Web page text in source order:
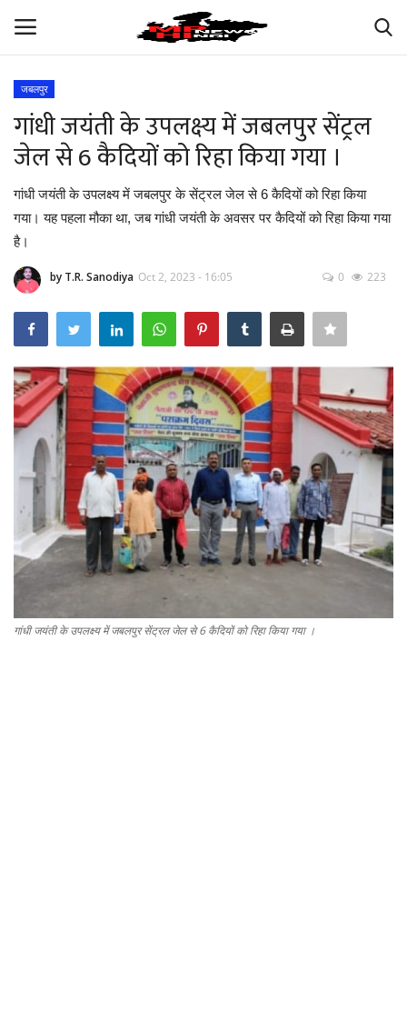
अपना मध्य प्रदेश
मनोरंजन
खेल
Gallery
धर्म/ज्योतिष
वीडियो
कैरियर
सेहत
जबलपुर
गांधी जयंती के उपलक्ष्य में जबलपुर सेंट्रल
जेल से 6 कैदियों को रिहा किया गया ।
गांधी जयंती के उपलक्ष्य में जबलपुर के सेंट्रल जेल से 6 कैदियों को रिहा किया
गया। यह पहला मौका था, जब गांधी जयंती के अवसर पर कैदियों को रिहा किया गया
है।
by T.R. Sanodiya Oct 2, 2023 - 16:05 0 223
गांधी जयंती के उपलक्ष्य में जबलपुर सेंट्रल जेल से 6 कैदियों को रिहा किया गया ।